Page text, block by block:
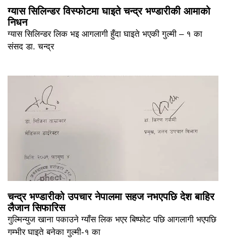
ग्यास सिलिन्डर विस्फोटमा घाइते चन्द्र भण्डारीकी आमाको
निधन
ग्यास सिलिन्डर लिक भइ आगलागी हुँदा घाइते भएकी गुल्मी – १ का
संसद डा. चन्द्र
चन्द्र भण्डारीको उपचार नेपालमा सहज नभएपछि देश बाहिर
लैजान सिफारिस
गुल्मिन्युज खाना पकाउने ग्याँस लिक भएर बिष्फोट पछि आगलागी भएपछि
गम्भीर घाइते बनेका गुल्मी-१ का